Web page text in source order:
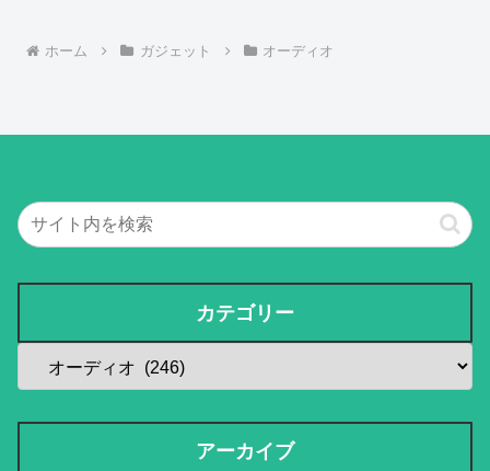
ホーム ガジェット オーディオ
カテゴリー
アーカイブ